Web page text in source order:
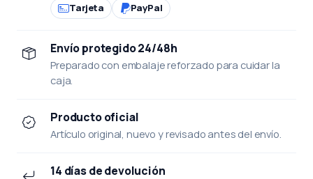
Tarjeta PayPal
Envío protegido 24/48h
Preparado con embalaje reforzado para cuidar la
caja.
Producto oficial
Artículo original, nuevo y revisado antes del envío.
14 días de devolución